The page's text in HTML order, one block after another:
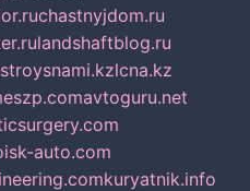
chastnyjdom.ru
landshaftblog.ru
stroysnami.kzlcna.kz
avtoguru.net
auto.com
kuryatnik.info